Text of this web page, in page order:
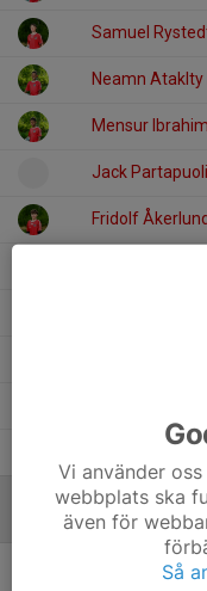
Samuel
Neamn Ataklty
Mensur
Jack Partapuoli
Fridolf Åkerlund
Dinoy
Abdullahi
MÅLVAKTER
Vi använder
webbplats ska
även för
Så